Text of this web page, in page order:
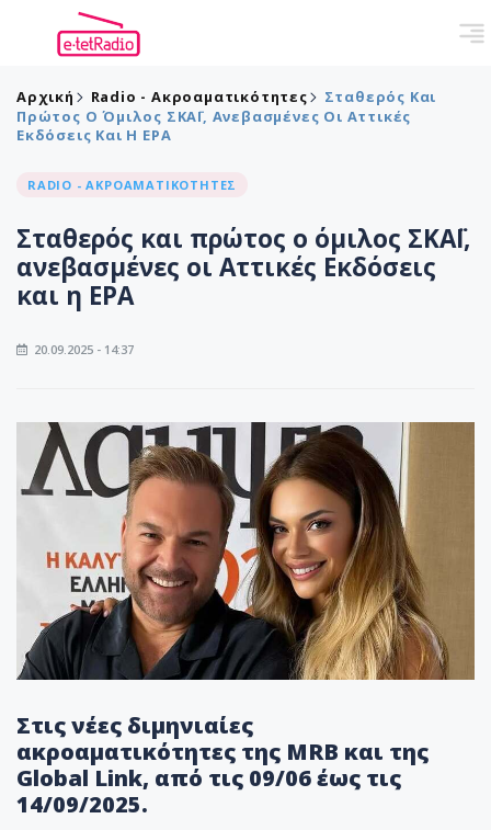
Αρχική Radio - Ακροαματικότητες
Σταθερός Και
Πρώτος Ο Όμιλος ΣΚΑΪ, Ανεβασμένες Οι Αττικές
Εκδόσεις Και Η ΕΡΑ
RADIO - ΑΚΡΟΑΜΑΤΙΚΟΤΗΤΕΣ
Σταθερός και πρώτος ο όμιλος ΣΚΑΪ,
ανεβασμένες οι Αττικές Εκδόσεις
και η ΕΡΑ
20.09.2025 - 14:37
Στις νέες διμηνιαίες
ακροαματικότητες της MRB και της
Global Link, από τις 09/06 έως τις
14/09/2025.